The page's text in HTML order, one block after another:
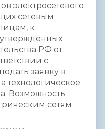
электросетевого
сетевым
к
РФ от
с
заявку в
технологическое
Возможность
сетям